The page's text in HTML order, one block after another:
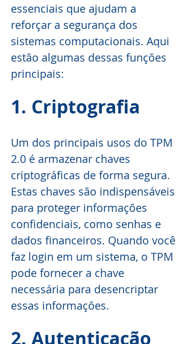
essenciais que ajudam a
reforçar a segurança dos
sistemas computacionais. Aqui
estão algumas dessas funções
principais:
1. Criptografia
Um dos principais usos do TPM
2.0 é armazenar chaves
criptográficas de forma segura.
Estas chaves são indispensáveis
para proteger informações
confidenciais, como senhas e
dados financeiros. Quando você
faz login em um sistema, o TPM
pode fornecer a chave
necessária para desencriptar
essas informações.
2. Autenticação